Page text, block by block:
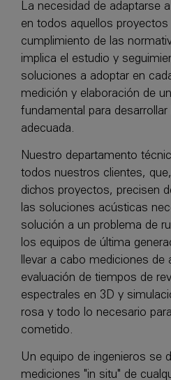
La necesidad de adaptarse
en todos aquellos
cumplimiento de las
implica el estudio y
soluciones a adoptar en
medición y elaboración de
fundamental para
adecuada.
Nuestro departamento
todos nuestros clientes,
dichos proyectos, precisen
las soluciones acústicas
solución a un problema de
los equipos de última
llevar a cabo mediciones de
evaluación de tiempos de
espectrales en 3D y
rosa y todo lo necesario
cometido.
Un equipo de ingenieros se
mediciones "in situ" de